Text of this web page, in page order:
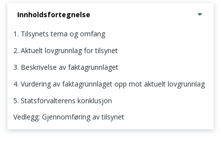
Innholdsfortegnelse
1. Tilsynets tema og omfang
2. Aktuelt lovgrunnlag for tilsynet
3. Beskrivelse av faktagrunnlaget
4. Vurdering av faktagrunnlaget opp mot aktuelt lovgrunnlag
5. Statsforvalterens konklusjon
Vedlegg: Gjennomføring av tilsynet